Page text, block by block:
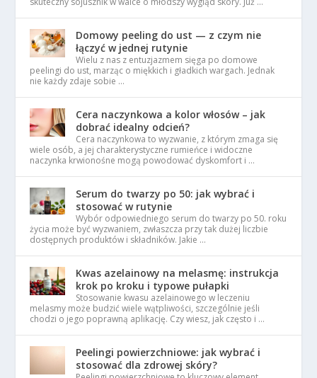
Domowy peeling do ust — z czym nie
łączyć w jednej rutynie
Wielu z nas z entuzjazmem sięga po domowe
peelingi do ust, marząc o miękkich i gładkich wargach. Jednak
nie każdy zdaje sobie …
Cera naczynkowa a kolor włosów – jak
dobrać idealny odcień?
Cera naczynkowa to wyzwanie, z którym zmaga się
wiele osób, a jej charakterystyczne rumieńce i widoczne
naczynka krwionośne mogą powodować dyskomfort i …
Serum do twarzy po 50: jak wybrać i
stosować w rutynie
Wybór odpowiedniego serum do twarzy po 50. roku
życia może być wyzwaniem, zwłaszcza przy tak dużej liczbie
dostępnych produktów i składników. Jakie …
Kwas azelainowy na melasmę: instrukcja
krok po kroku i typowe pułapki
Stosowanie kwasu azelainowego w leczeniu
melasmy może budzić wiele wątpliwości, szczególnie jeśli
chodzi o jego poprawną aplikację. Czy wiesz, jak często i …
Peelingi powierzchniowe: jak wybrać i
stosować dla zdrowej skóry?